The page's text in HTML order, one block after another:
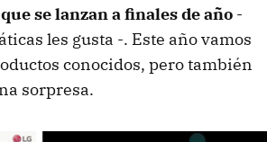
se lanzan a finales de año -
les gusta -. Este año vamos
conocidos, pero también
sorpresa.